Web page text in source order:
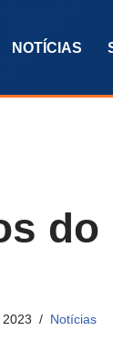
NOTÍCIAS
do
Notícias